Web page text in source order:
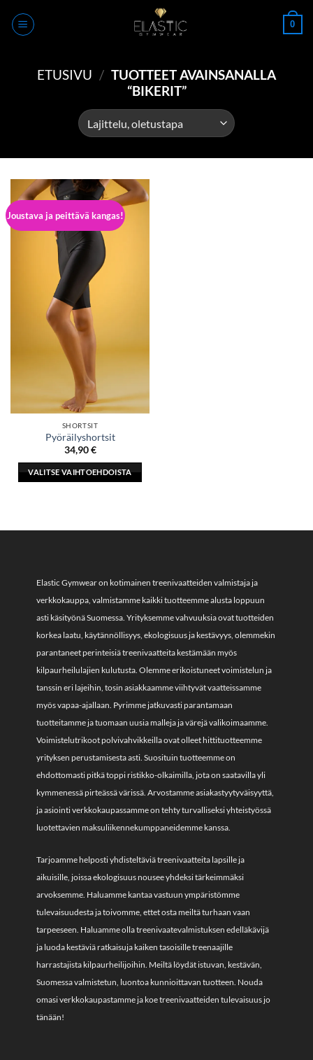
0
ETUSIVU / TUOTTEET AVAINSANALLA
“BIKERIT”
Joustava ja peittävä kangas!
SHORTSIT
Pyöräilyshortsit
34,90€
VALITSE VAIHTOEHDOISTA
useampi
tuotteen
sivulla.
Elastic Gymwear on kotimainen treenivaatteiden valmistaja ja
verkkokauppa, valmistamme kaikki tuotteemme alusta loppuun
asti käsityönä Suomessa. Yrityksemme vahvuuksia ovat tuotteiden
korkea laatu, käytännöllisyys, ekologisuus ja kestävyys, olemmekin
parantaneet perinteisiä treenivaatteita kestämään myös
kilpaurheilulajien kulutusta. Olemme erikoistuneet voimistelun ja
tanssin eri lajeihin, tosin asiakkaamme viihtyvät vaatteissamme
myös vapaa-ajallaan. Pyrimme jatkuvasti parantamaan
tuotteitamme ja tuomaan uusia malleja ja värejä valikoimaamme.
Voimistelutrikoot polvivahvikkeilla ovat olleet hittituotteemme
yrityksen perustamisesta asti. Suosituin tuotteemme on
ehdottomasti pitkä toppi ristikko-olkaimilla, jota on saatavilla yli
kymmenessä pirteässä värissä. Arvostamme asiakastyytyväisyyttä,
ja asiointi verkkokaupassamme on tehty turvalliseksi yhteistyössä
luotettavien maksuliikennekumppaneidemme kanssa.
Tarjoamme helposti yhdisteltäviä treenivaatteita lapsille ja
aikuisille, joissa ekologisuus nousee yhdeksi tärkeimmäksi
arvoksemme. Haluamme kantaa vastuun ympäristömme
tulevaisuudesta ja toivomme, ettet osta meiltä turhaan vaan
tarpeeseen. Haluamme olla treenivaatevalmistuksen edelläkävijä
ja luoda kestäviä ratkaisuja kaiken tasoisille treenaajille
harrastajista kilpaurheilijoihin. Meiltä löydät istuvan, kestävän,
Suomessa valmistetun, luontoa kunnioittavan tuotteen. Nouda
omasi verkkokaupastamme ja koe treenivaatteiden tulevaisuus jo
tänään!